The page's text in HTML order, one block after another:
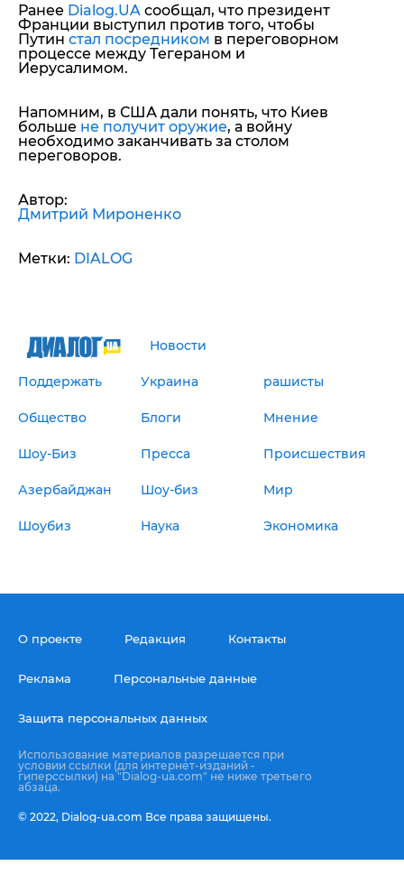
Ранее Dialog.UA сообщал, что президент
Франции выступил против того, чтобы
Путин стал посредником в переговорном
процессе между Тегераном и
Иерусалимом.
Напомним, в США дали понять, что Киев
больше не получит оружие, а войну
необходимо заканчивать за столом
переговоров.
Автор:
Дмитрий Мироненко
Метки: DIALOG
Новости
Поддержать Украина рашисты
Общество Блоги Мнение
Шоу-Биз Пресса Происшествия
Азербайджан Шоу-биз Мир
Шоубиз Наука Экономика
О проекте Редакция Контакты
Реклама Персональные данные
Защита персональных данных
Использование материалов разрешается при
условии ссылки (для интернет-изданий -
гиперссылки) на "Dialog-ua.com" не ниже третьего
абзаца.
© 2022, Dialog-ua.сom Все права защищены.